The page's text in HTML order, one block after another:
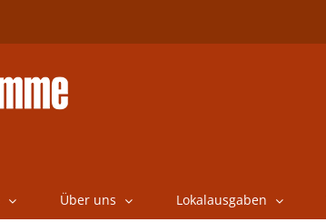
Über uns Lokalausgaben